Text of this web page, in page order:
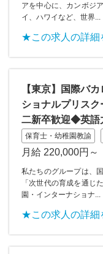
アを中心に、カンボジ
イ、ハワイなど、世界...
★この求人の詳細
【東京】国際バ
ショナルプリス
二新卒歓迎◆英語
保育士・幼稚園教諭
月給 220,000円～
私たちのグループは、
「次世代の育成を通じ
園・インターナショナ...
★この求人の詳細